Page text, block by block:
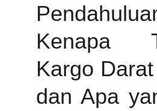
Kenapa
Kargo
dan Apa